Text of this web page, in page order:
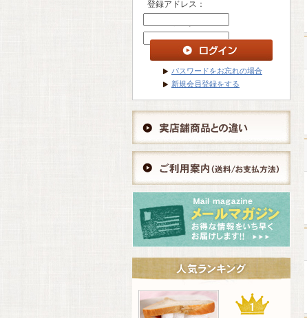
登録アドレス：
パスワードをお忘れの場合
新規会員登録をする